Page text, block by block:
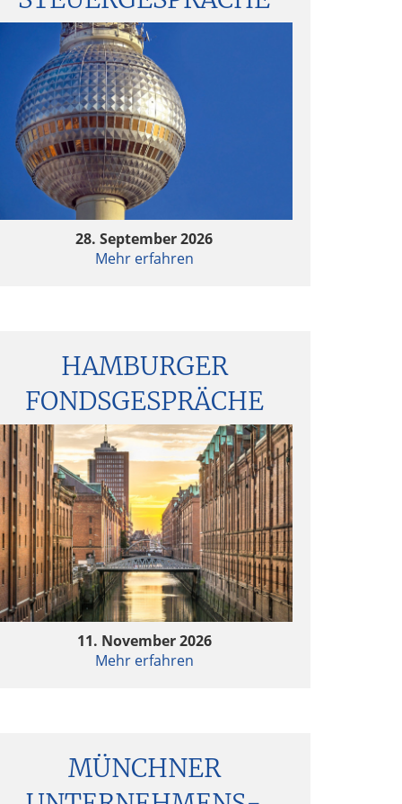
28. September 2026
Mehr erfahren
HAMBURGER
FONDSGESPRÄCHE
11. November 2026
Mehr erfahren
MÜNCHNER